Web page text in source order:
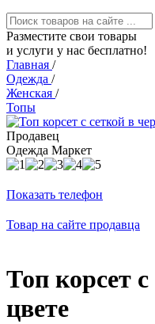
Разместите свои товары
и услуги у нас бесплатно!
Главная /
Одежда /
Женская /
Топы
Продавец
Одежда Маркет
Показать телефон
Товар на сайте продавца
Топ корсет
цвете